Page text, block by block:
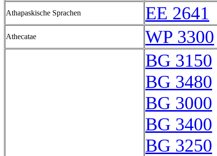
Athapaskische Sprachen EE 2641
Athecatae WP 3300
BG 3150
BG 3480
BG 3000
BG 3400
BG 3250